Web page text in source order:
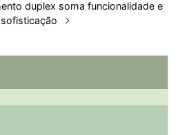
duplex soma funcionalidade e
sofisticação